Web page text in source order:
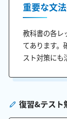
重要な文
教科書の各レ
てあります。
スト対策にも
復習&テスト